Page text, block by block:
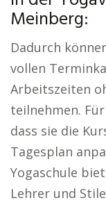
Meinberg:
Dadurch
vollen
Arbeitszeiten
teilnehmen.
dass sie die
Tagesplan
Yogaschule
Lehrer und